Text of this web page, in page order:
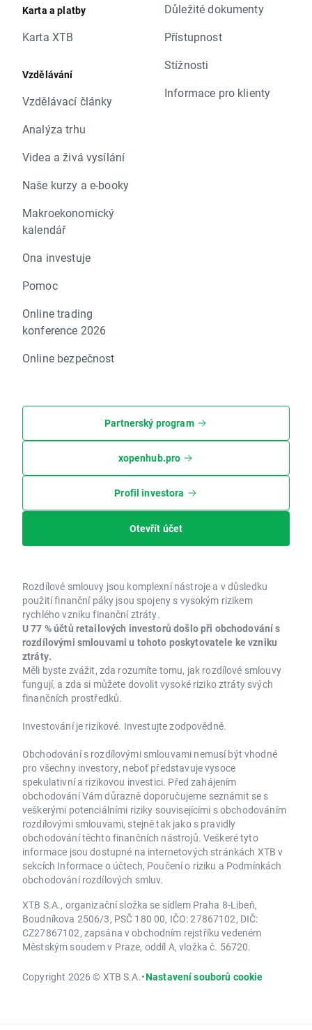
Karta a platby
Karta XTB
Vzdělávání
Vzdělávací články
Analýza trhu
Videa a živá vysílání
Naše kurzy a e-booky
Makroekonomický
kalendář
Ona investuje
Pomoc
Online trading
konference 2026
Online bezpečnost
Důležité dokumenty
Přístupnost
Stížnosti
Informace pro klienty
Partnerský program
xopenhub.pro
Profil investora
Otevřít účet
Rozdílové smlouvy jsou komplexní nástroje a v důsledku
použití finanční páky jsou spojeny s vysokým rizikem
rychlého vzniku finanční ztráty.
U 77 % účtů retailových investorů došlo při obchodování s
rozdílovými smlouvami u tohoto poskytovatele ke vzniku
ztráty.
Měli byste zvážit, zda rozumíte tomu, jak rozdílové smlouvy
fungují, a zda si můžete dovolit vysoké riziko ztráty svých
finančních prostředků.
Investování je rizikové. Investujte zodpovědně.
Obchodování s rozdílovými smlouvami nemusí být vhodné
pro všechny investory, neboť představuje vysoce
spekulativní a rizikovou investici. Před zahájením
obchodování Vám důrazně doporučujeme seznámit se s
veškerými potenciálními riziky souvisejícími s obchodováním
rozdílovými smlouvami, stejně tak jako s pravidly
obchodování těchto finančních nástrojů. Veškeré tyto
informace jsou dostupné na internetových stránkách XTB v
sekcích Informace o účtech, Poučení o riziku a Podmínkách
obchodování rozdílových smluv.
XTB S.A., organizační složka se sídlem Praha 8-Libeň,
Boudníkova 2506/3, PSČ 180 00, IČO: 27867102, DIČ:
CZ27867102, zapsána v obchodním rejstříku vedeném
Městským soudem v Praze, oddíl A, vložka č. 56720.
Copyright 2026 © XTB S.A.•Nastavení souborů cookie